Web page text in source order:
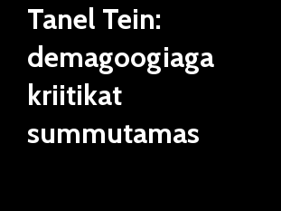
Tanel Tein:
demagoogiaga
kriitikat
summutamas